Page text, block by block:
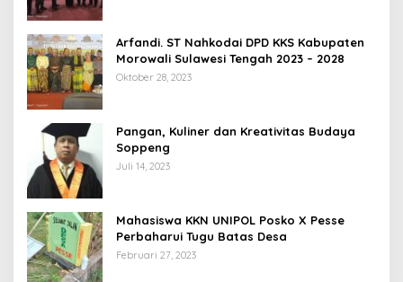
Arfandi. ST Nahkodai DPD KKS Kabupaten
Morowali Sulawesi Tengah 2023 – 2028
Oktober 28, 2023
Pangan, Kuliner dan Kreativitas Budaya
Soppeng
Juli 14, 2023
Mahasiswa KKN UNIPOL Posko X Pesse
Perbaharui Tugu Batas Desa
Februari 27, 2023